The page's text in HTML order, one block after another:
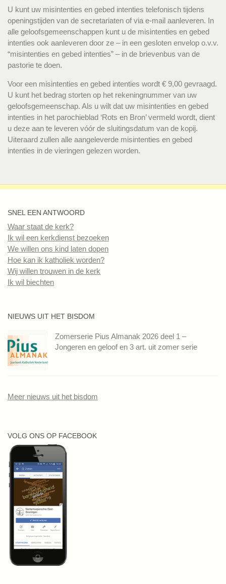
U kunt uw misintenties en gebed intenties telefonisch tijdens
openingstijden van de secretariaten of via e-mail aanleveren. In
alle geloofsgemeenschappen kunt u de misintenties en gebed
intenties ook aanleveren door ze – in een gesloten envelop o.v.v.
“misintenties en gebed intenties” – in de brievenbus van de
pastorie te doen.
Voor een misintenties en gebed intenties wordt € 9,00 gevraagd.
U kunt het bedrag storten op het rekeningnummer van uw
geloofsgemeenschap. Als u wilt dat uw misintenties en gebed
intenties in het parochieblad ‘Rots en Bron’ vermeld wordt, dient
u deze aan te leveren vóór de sluitingsdatum van de kopij.
Uiteraard zullen alle aangeleverde misintenties en gebed
intenties in de vieringen gelezen worden.
SNEL EEN ANTWOORD
Waar staat de kerk?
Ik wil een kerkdienst bezoeken
We willen ons kind laten dopen
Hoe kan ik katholiek worden?
Wij willen trouwen in de kerk
Ik wil biechten
NIEUWS UIT HET BISDOM
Zomerserie Pius Almanak 2026 deel 1 –
Jongeren en geloof en 3 art. uit zomer serie
Meer nieuws uit het bisdom
VOLG ONS OP FACEBOOK